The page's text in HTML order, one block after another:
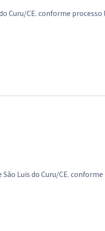
Curu/CE. conforme
Luis do Curu/CE.